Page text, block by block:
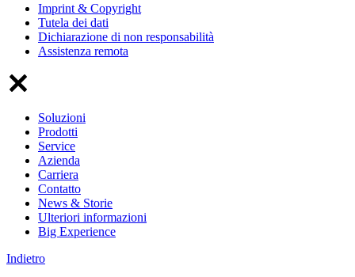
Imprint & Copyright
Tutela dei dati
Dichiarazione di non responsabilità
Assistenza remota
Soluzioni
Prodotti
Service
Azienda
Carriera
Contatto
News & Storie
Ulteriori informazioni
Big Experience
Indietro